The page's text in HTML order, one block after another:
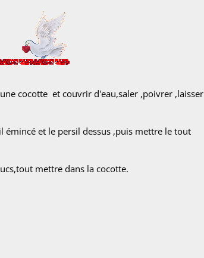
cocotte et couvrir d'eau,saler ,poivrer ,laisser
émincé et le persil dessus ,puis mettre le tout
mettre dans la cocotte.